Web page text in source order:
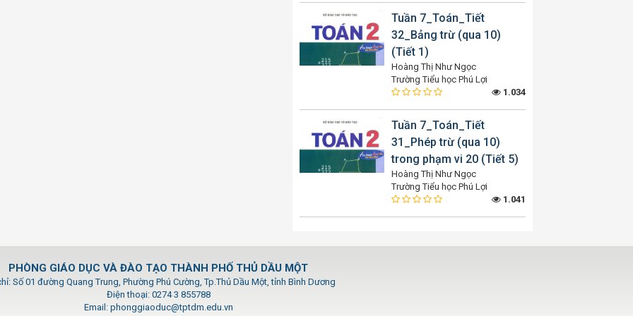
Tuần 7_Toán_Tiết
32_Bảng trừ (qua 10)
(Tiết 1)
Hoàng Thị Như Ngọc
Trường Tiểu học Phú Lợi
1.034
Tuần 7_Toán_Tiết
31_Phép trừ (qua 10)
trong phạm vi 20 (Tiết 5)
Hoàng Thị Như Ngọc
Trường Tiểu học Phú Lợi
1.041
PHÒNG GIÁO DỤC VÀ ĐÀO TẠO THÀNH PHỐ THỦ DẦU MỘT
Số 01 đường Quang Trung, Phường Phú Cường, Tp.Thủ Dầu Một, tỉnh Bình Dương
Điện thoại: 0274 3 855788
Email: phonggiaoduc@tptdm.edu.vn